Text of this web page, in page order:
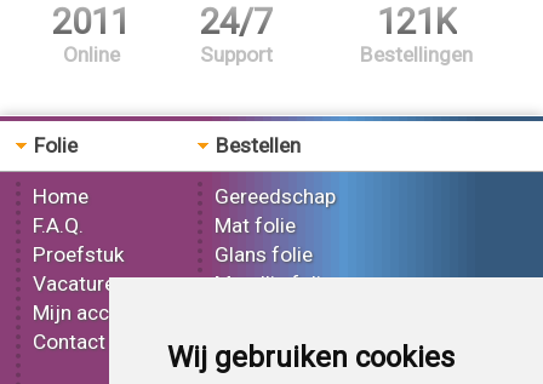
Wij gebruiken cookies
2011
Online
24/7
Support
121K
Bestellingen
Folie
Home
F.A.Q.
Proefstuk
Vacatures
Mijn account
Contact
Bestellen
Gereedschap
Mat folie
Glans folie
Metallic folie
Effect folie
Bedrukt folie